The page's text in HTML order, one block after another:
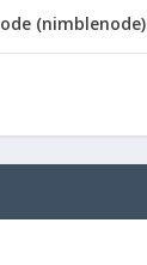
(nimblenode)